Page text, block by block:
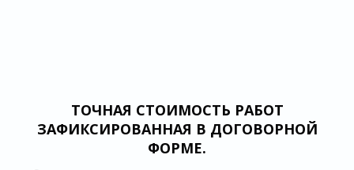
ТОЧНАЯ СТОИМОСТЬ РАБОТ
ЗАФИКСИРОВАННАЯ В ДОГОВОРНОЙ
ФОРМЕ.